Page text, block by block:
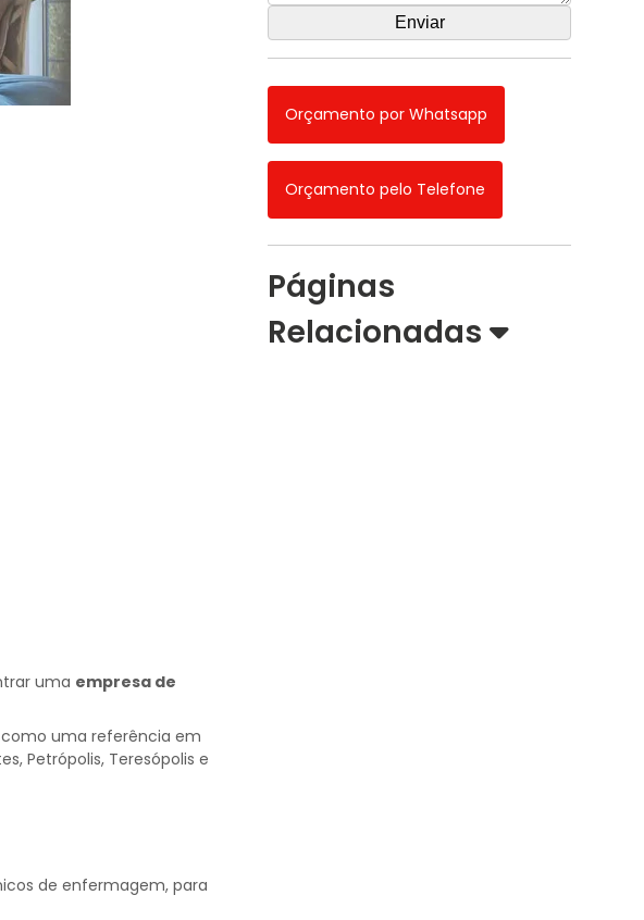
uma empresa de
como uma referência em
Petrópolis, Teresópolis e
de enfermagem, para
Orçamento por Whatsapp
Orçamento pelo Telefone
Páginas
Relacionadas